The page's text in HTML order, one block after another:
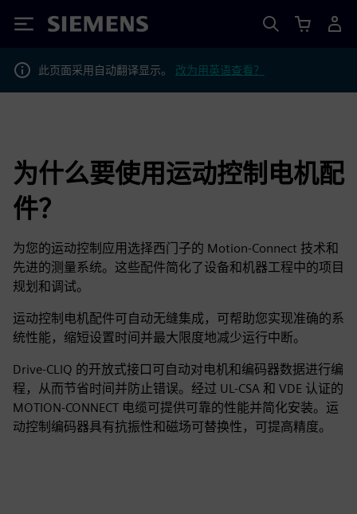
Siemens
此页面采用自动翻译显示。 改为用英语查看？
为什么要使用运动控制电机配
件？
为您的运动控制应用选择西门子的 Motion-Connect 技术和
先进的测量系统。这些配件简化了设备和机器工程中的项目
规划和调试。
运动控制电机配件可自动无缝集成，可帮助您实现准确的系
统性能，缩短设置时间并最大限度地减少运行中断。
Drive-CLIQ 的开放式接口可自动对电机和编码器数据进行编
程，从而节省时间并防止错误。经过 UL-CSA 和 VDE 认证的
MOTION-CONNECT 电缆可提供可靠的性能并简化安装。运
动控制编码器具有抗振性和磁场可替换性，可提高精度。